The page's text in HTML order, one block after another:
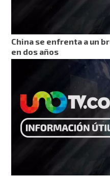
China se enfrenta a un
en dos años